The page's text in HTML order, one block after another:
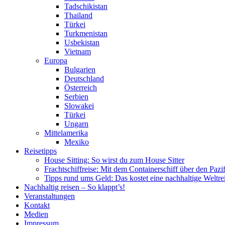
Tadschikistan
Thailand
Türkei
Turkmenistan
Usbekistan
Vietnam
Europa
Bulgarien
Deutschland
Österreich
Serbien
Slowakei
Türkei
Ungarn
Mittelamerika
Mexiko
Reisetipps
House Sitting: So wirst du zum House Sitter
Frachtschiffreise: Mit dem Containerschiff über den
Tipps rund ums Geld: Das kostet eine nachhaltige
Nachhaltig reisen – So klappt’s!
Veranstaltungen
Kontakt
Medien
Impressum